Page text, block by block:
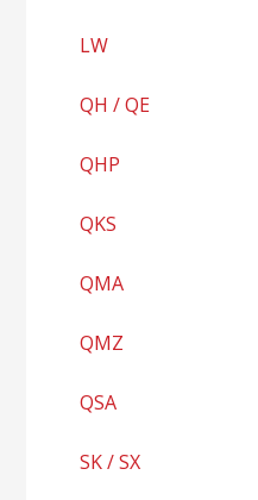
LW
QH / QE
QHP
QKS
QMA
QMZ
QSA
SK / SX